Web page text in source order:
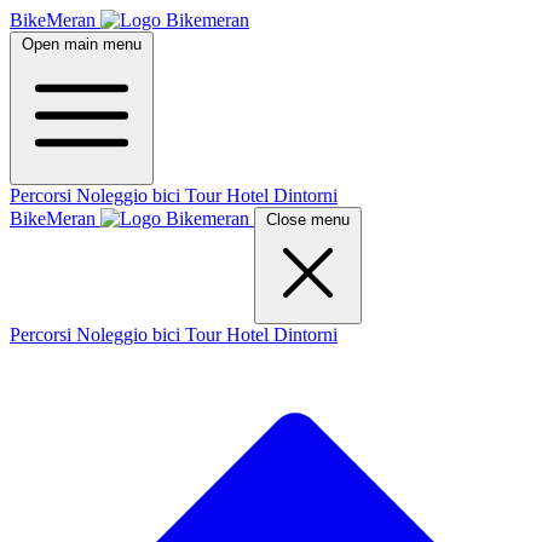
BikeMeran
Open main menu
Percorsi Noleggio bici TourHotel Dintorni
BikeMeran
Close menu
Percorsi Noleggio bici TourHotel Dintorni